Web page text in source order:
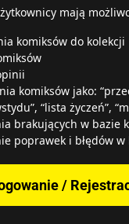
mają
komiksów do kolekcji
komiksów jako:
“lista życzeń”,
brakujących w bazie
poprawek i błędów
/